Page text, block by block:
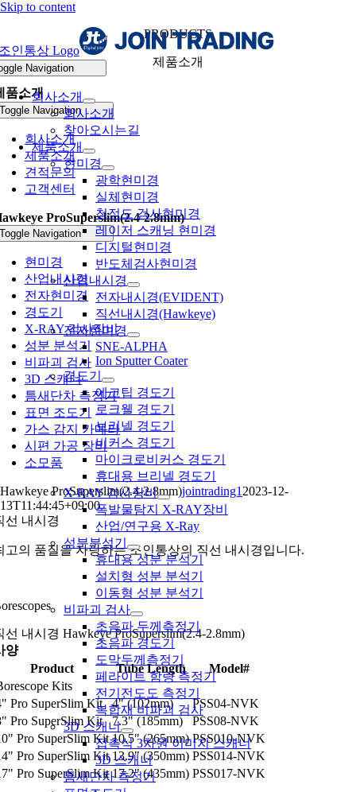
Skip to content
Navigation
회사소개
회사소개
찾아오시는길
제품소개
현미경
광학현미경
실체현미경
청정도 검사현미경
레이저 스캐닝 현미경
디지털현미경
반도체검사현미경
산업내시경
전자내시경(EVIDENT)
직선내시경(Hawkeye)
전자현미경
SNE-ALPHA
Ion Sputter Coater
경도기
에코팁 경도기
로크웰 경도기
브리넬 경도기
비커스 경도기
마이크로비커스 경도기
휴대용 브리넬 경도기
X-RAY 검사장비
폭발물탐지 X-RAY장비
산업/연구용 X-Ray
성분분석기
휴대용 성분 분석기
설치형 성분 분석기
이동형 성분 분석기
비파괴 검사
초음파 두께측정기
초음파 경도기
도막두께측정기
페라이트 함량 측정기
전기전도도 측정기
복합재 비파괴 검사
3D 스캐너
접촉식 3차원 이미지 스캐너
3D 스캐너
틈새단차 측정기
PRODUCTS
제품소개
품소개
Toggle Navigation
회사소개
제품소개
견적문의
고객센터
ProSuperslim(2.4-2.8mm)
Toggle Navigation
현미경
산업내시경
전자현미경
경도기
X-RAY 검사장비
성분 분석기
비파괴 검사
3D 스캐너
틈새단차 측정기
표면 조도기
가스 감지 카메라
시편 가공 장비
소모품
Hawkeye ProSuperslim(2.4-2.8mm)jointrading1 2023-12-
13T11:44:45+09:00
선 내시경
고의 품질을 자랑하는 조인통상의 직선 내시경입니다.
선 내시경 Hawkeye ProSuperslim(2.4-2.8mm)
양
Product
Tube Length
Model#
Kits
Pro SuperSlim Kit
4" (102mm)
PSS04-NVK
Pro SuperSlim Kit
7.3" (185mm)
PSS08-NVK
Pro SuperSlim Kit 10.5" (265mm) PSS010-NVK
Pro SuperSlim Kit 13.9" (350mm) PSS014-NVK
Pro SuperSlim Kit 17.2" (435mm) PSS017-NVK